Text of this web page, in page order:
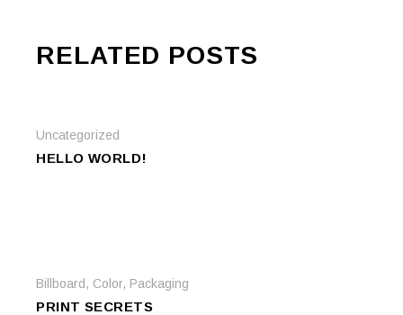
RELATED POSTS
Uncategorized
HELLO WORLD!
Billboard , Color, Packaging
PRINT SECRETS